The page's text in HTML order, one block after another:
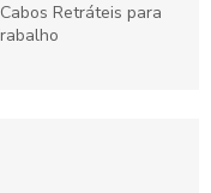
Retráteis para